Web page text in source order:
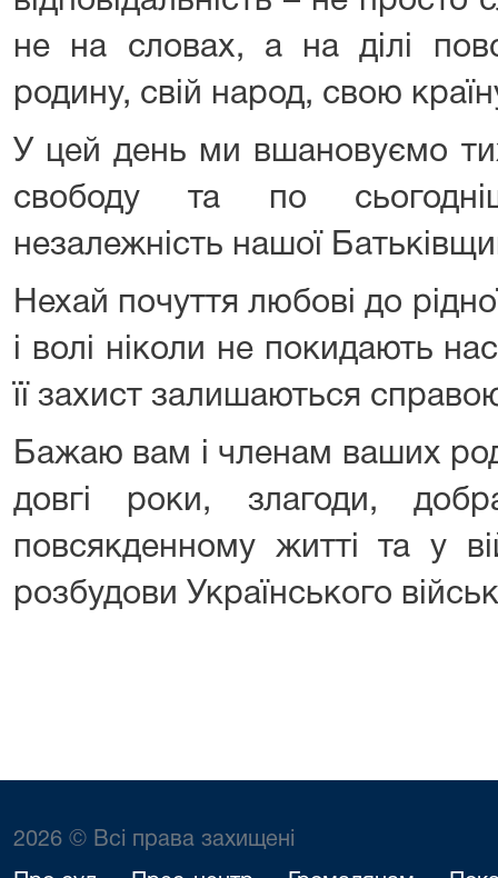
не на словах, а на ділі
родину, свій народ, свою
У цей день ми вшановуємо
свободу та по
незалежність нашої
Нехай почуття любові до
і волі ніколи не покидають
її захист залишаються
Бажаю вам і членам ваших
довгі роки, злагоди,
повсякденному житті та у
розбудови Українського
2026 © Всі права захищені